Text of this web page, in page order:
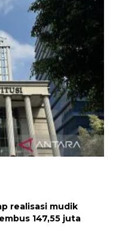
perihal isbat
realisasi mudik
147,55 juta